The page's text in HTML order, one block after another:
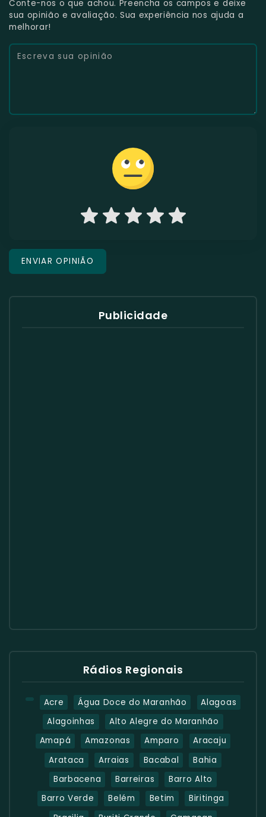
Conte-nos o que achou. Preencha os campos e deixe
sua opinião e avaliação. Sua experiência nos ajuda a
melhorar!
Publicidade
Rádios Regionais
Acre Água Doce do Maranhão
Alagoas
Alagoinhas
Alto Alegre do Maranhão
Amapá
Amazonas Amparo
Aracaju
Arataca
Arraias Bacabal
Bahia
Barbacena
Barreiras
Barro Alto
Barro Verde
Belém Betim
Biritinga